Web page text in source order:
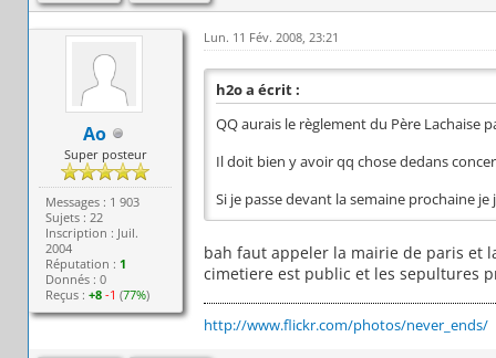
Ao
Super posteur
Messages : 1 903
Sujets : 22
Inscription : Juil.
2004
Réputation : 1
Donnés : 0
Reçus :+8 -1 (77%)
Lun. 11 Fév. 2008, 23:21
h2o a écrit :
QQ aurais le règlement du Père Lachaise
Il doit bien y avoir qq chose dedans
Si je passe devant la semaine prochaine
bah faut appeler la mairie de paris et
cimetiere est public et les sepultures
http://www.flickr.com/photos/never_ends/